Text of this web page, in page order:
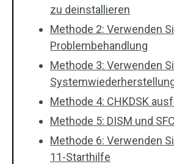
zu deinstallieren
Methode 2: Verwenden
Problembehandlung
Methode 3: Verwenden
Methode 4: CHKDSK
Methode 5: DISM und
Methode 6: Verwenden
11-Starthilfe